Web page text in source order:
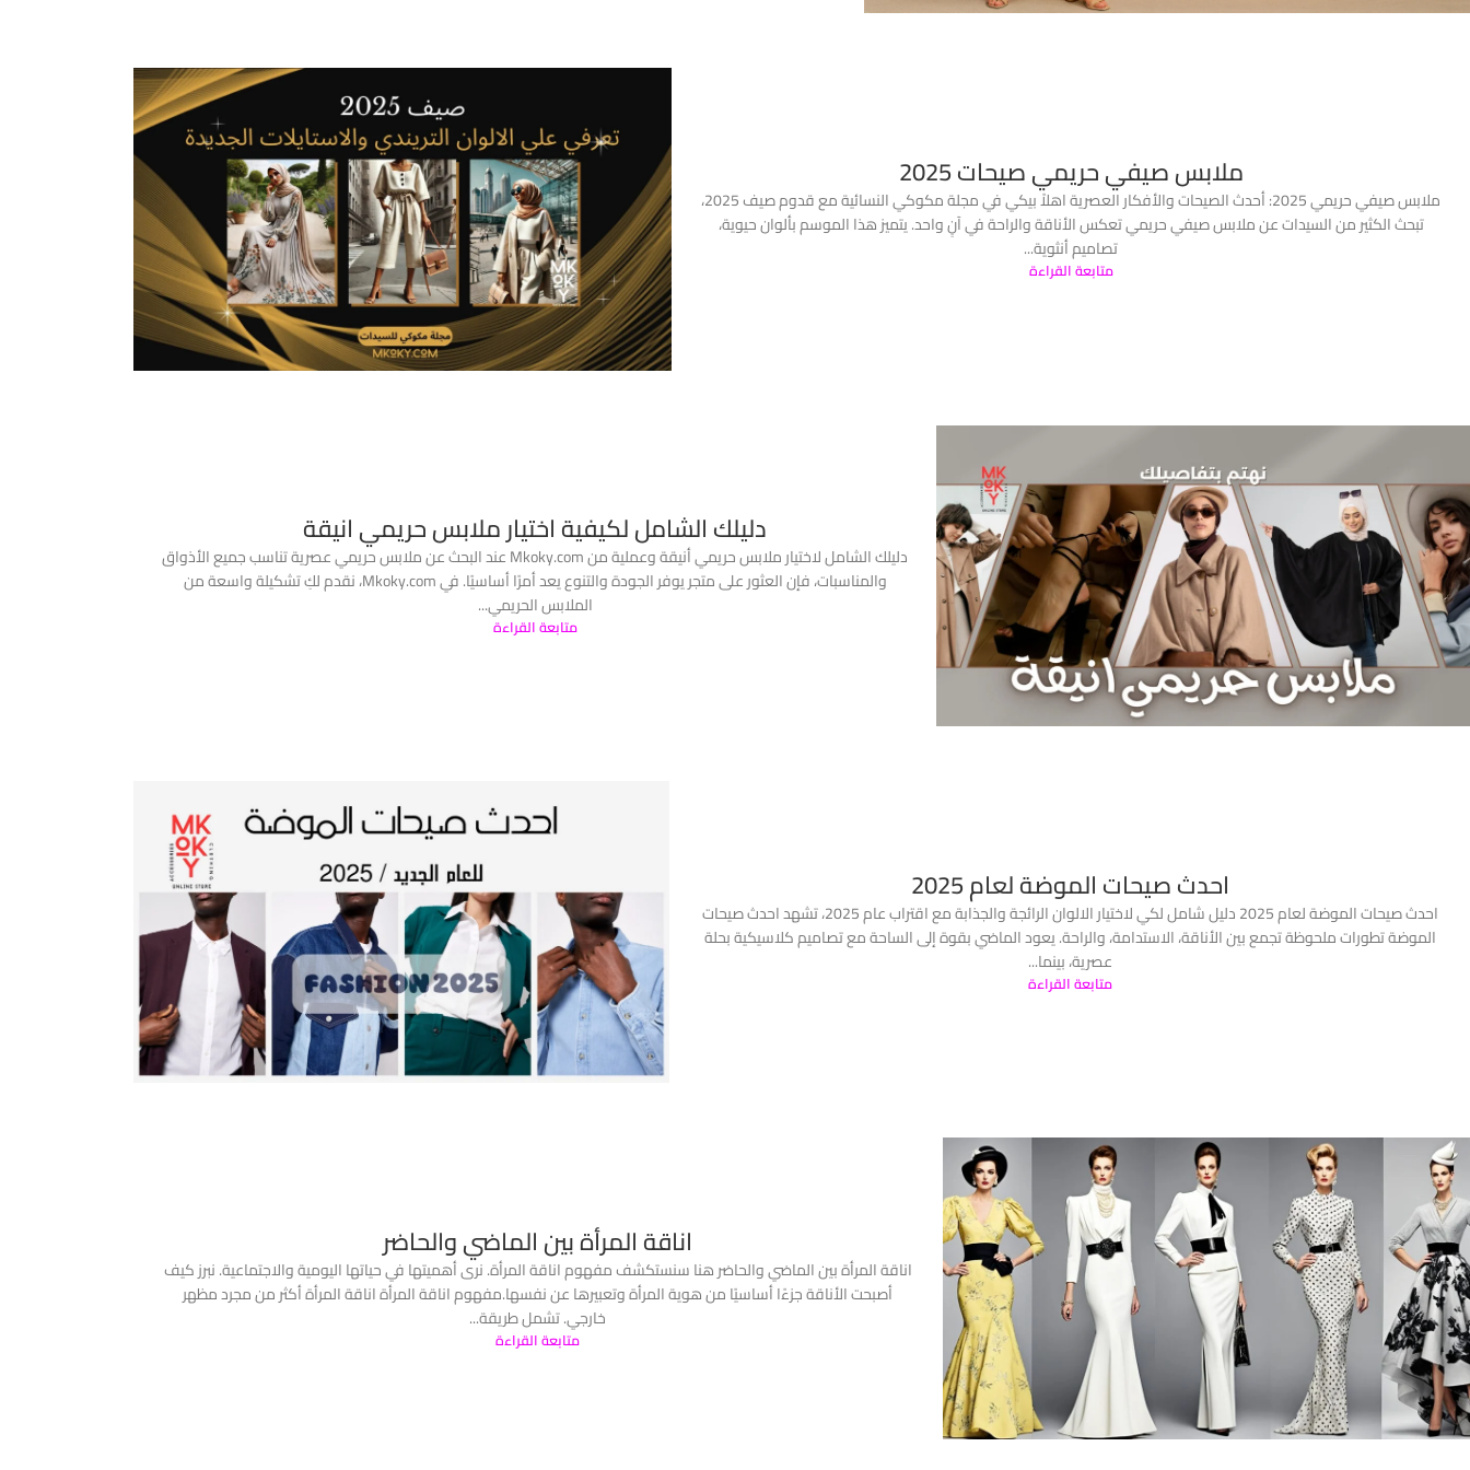
ملابس صيفي حريمي صيحات 2025
ملابس صيفي حريمي 2025: أحدث الصيحات والأفكار العصرية اهلاً بيكي في مجلة مكوكي النسائية مع قدوم صيف 2025،
تبحث الكثير من السيدات عن ملابس صيفي حريمي تعكس الأناقة والراحة في آنٍ واحد. يتميز هذا الموسم بألوان حيوية،
تصاميم أنثوية...
متابعة القراءة
دليلك الشامل لكيفية اختيار ملابس حريمي انيقة
دليلك الشامل لاختيار ملابس حريمي أنيقة وعملية من Mkoky.com عند البحث عن ملابس حريمي عصرية تناسب جميع الأذواق
والمناسبات، فإن العثور على متجر يوفر الجودة والتنوع يعد أمرًا أساسيًا. في Mkoky.com، نقدم لكِ تشكيلة واسعة من
الملابس الحريمي...
متابعة القراءة
احدث صيحات الموضة لعام 2025
احدث صيحات الموضة لعام 2025 دليل شامل لكي لاختيار الالوان الرائجة والجذابة مع اقتراب عام 2025، تشهد احدث صيحات
الموضة تطورات ملحوظة تجمع بين الأناقة، الاستدامة، والراحة. يعود الماضي بقوة إلى الساحة مع تصاميم كلاسيكية بحلة
عصرية، بينما...
متابعة القراءة
اناقة المرأة بين الماضي والحاضر
اناقة المرأة بين الماضي والحاضر هنا سنستكشف مفهوم اناقة المرأة. نرى أهميتها في حياتها اليومية والاجتماعية. نبرز كيف
أصبحت الأناقة جزءًا أساسيًا من هوية المرأة وتعبيرها عن نفسها.مفهوم اناقة المرأة اناقة المرأة أكثر من مجرد مظهر
خارجي. تشمل طريقة...
متابعة القراءة